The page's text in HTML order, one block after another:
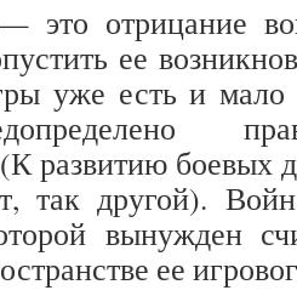
это отрицание
ее
уже есть и мало
развитию боевых
так другой).
вынужден
ее